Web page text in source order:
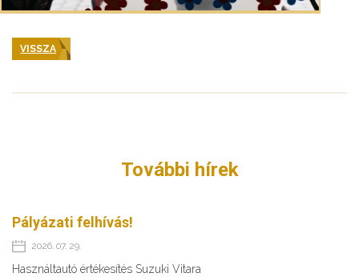
VISSZA
További hírek
Pályázati felhívás!
2026. 07. 29.
Használtautó értékesítés Suzuki Vitara